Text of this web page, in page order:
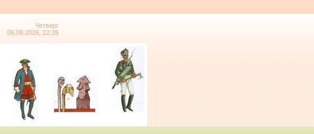
Четверг
06.08.2026, 22:35